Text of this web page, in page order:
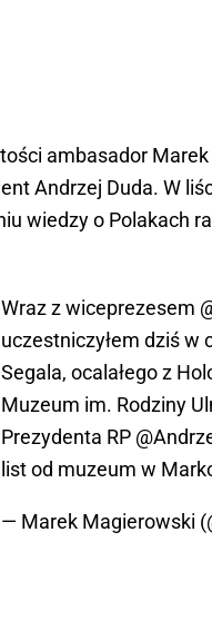
ambasador
Andrzej Duda. W
wiedzy o Polakach
Wraz z wiceprezesem
uczestniczyłem dziś w
Segala, ocalałego z
Muzeum im. Rodziny
Prezydenta RP
list od muzeum w
— Marek Magierowski